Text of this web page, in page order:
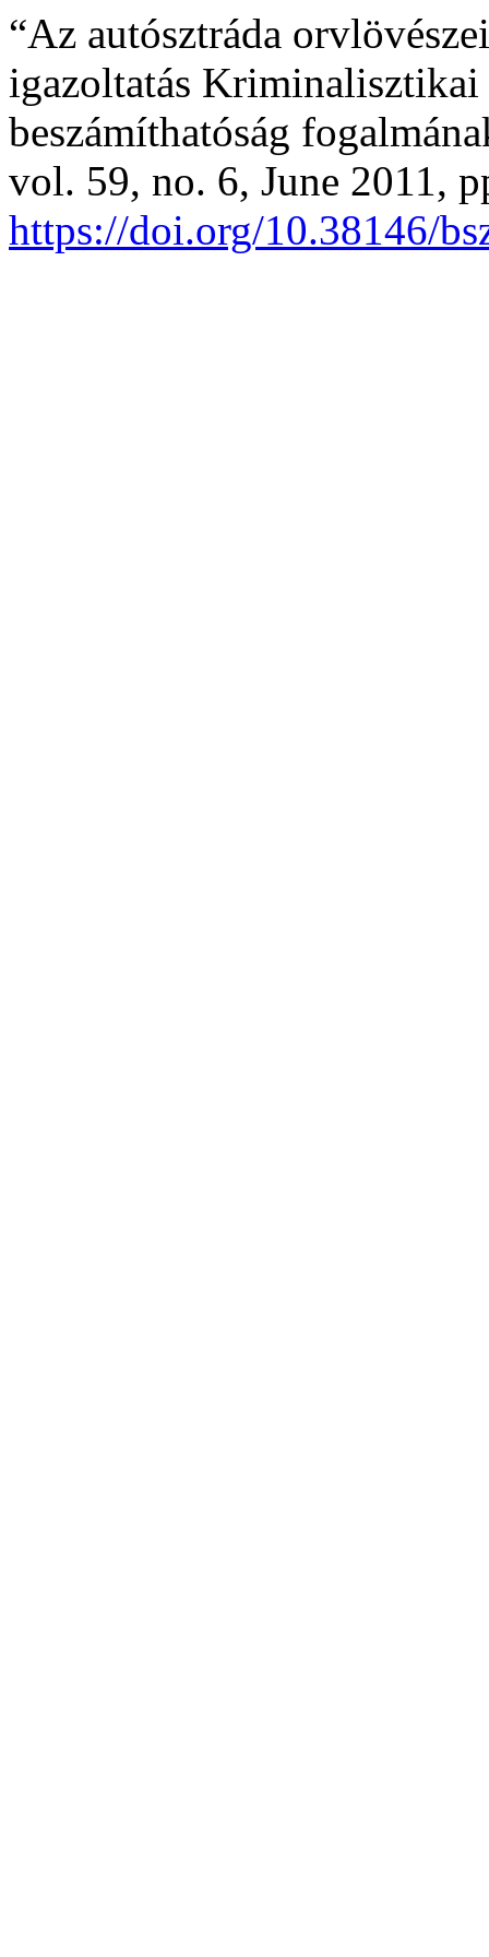
“Az autósztráda
igazoltatás Kriminalisztikai
beszámíthatóság
vol. 59, no. 6, June 2011,
https://doi.org/10.38146/